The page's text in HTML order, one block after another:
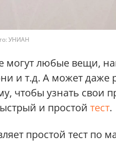
УНИАН
могут любые вещи,
и т.д. А может даже
чтобы узнать свои
и простой тест.
простой тест по